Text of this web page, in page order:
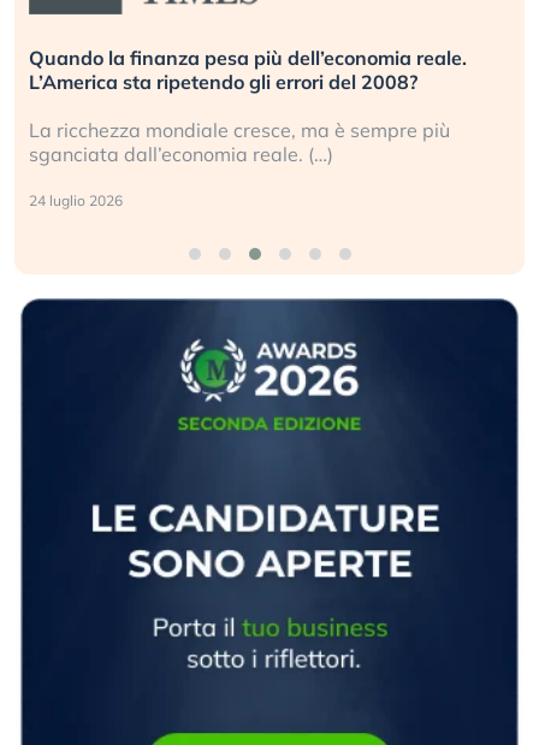
Quando la finanza pesa più dell’economia reale.
L’America sta ripetendo gli errori del 2008?
La ricchezza mondiale cresce, ma è sempre più
sganciata dall’economia reale. (…)
24 luglio 2026